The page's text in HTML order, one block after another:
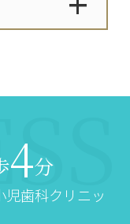
4分
歯科クリニッ